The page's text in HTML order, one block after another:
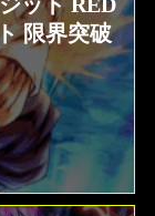
限界突破